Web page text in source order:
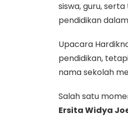
siswa, guru,
pendidikan
Upacara
pendidikan,
nama sekolah
Salah satu
Ersita Widya